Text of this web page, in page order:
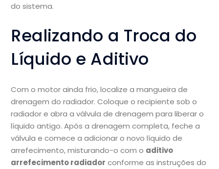
do sistema.
Realizando a Troca do
Líquido e Aditivo
Com o motor ainda frio, localize a mangueira de
drenagem do radiador. Coloque o recipiente sob o
radiador e abra a válvula de drenagem para liberar o
líquido antigo. Após a drenagem completa, feche a
válvula e comece a adicionar o novo líquido de
arrefecimento, misturando-o com o aditivo
arrefecimento radiador conforme as instruções do